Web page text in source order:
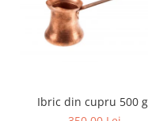
Ibric din cupru 500